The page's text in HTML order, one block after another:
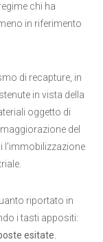
chi ha
in riferimento
di recapture, in
in vista della
oggetto di
del
l'immobilizzazione
riportato in
i tasti appositi:
esitate.